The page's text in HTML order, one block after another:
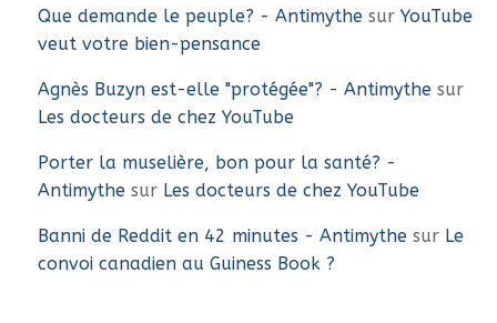
Que demande le peuple? - Antimythe sur YouTube
veut votre bien-pensance
Agnès Buzyn est-elle "protégée"? - Antimythe sur
Les docteurs de chez YouTube
Porter la muselière, bon pour la santé? -
Antimythe sur Les docteurs de chez YouTube
Banni de Reddit en 42 minutes - Antimythe sur Le
convoi canadien au Guiness Book ?